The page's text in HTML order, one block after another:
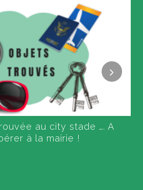
au city stade …. A
à la mairie !